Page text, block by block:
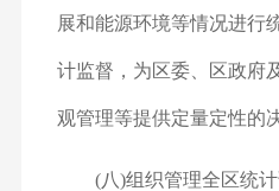
展和能源环境等情况进行
计监督，为区委、区政府
观管理等提供定量定性的
(八)组织管理全区统